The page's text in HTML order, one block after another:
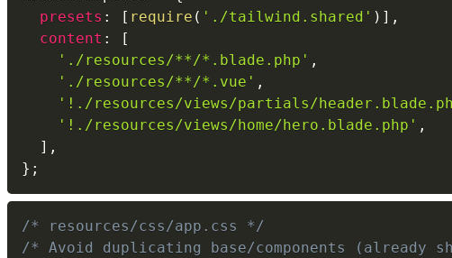
presets : [ require ( './tailwind.shared' ) ] ,
content :
[
'./resources/**/*.blade.php' ,
'./resources/**/*.vue' ,
'!./resources/views/partials/
'!./resources/views/home/hero.blade.php' ,
] ,
} ;
/* resources/css/app.css */
/* Avoid duplicating base/components